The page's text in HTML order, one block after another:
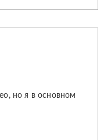
но я в основном